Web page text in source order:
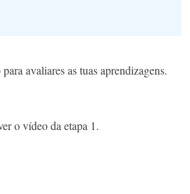
avaliares as tuas aprendizagens.
o vídeo da etapa 1.